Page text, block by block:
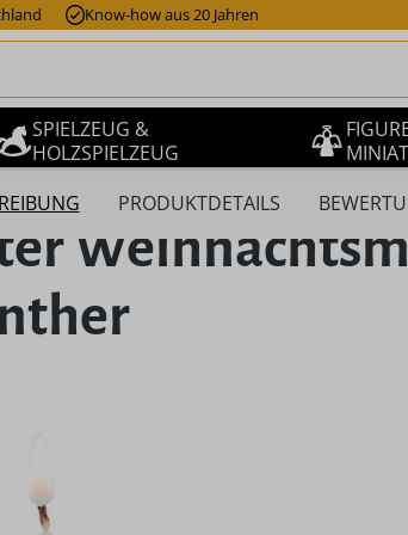
Know-how aus 20 Jahren
SPIELZEUG &
HOLZSPIELZEUG
PRODUKTDETAILS